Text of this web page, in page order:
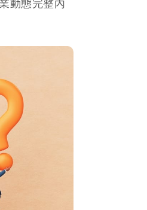
動態完整內